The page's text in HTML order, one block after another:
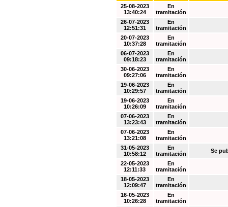
25-08-2023
13:40:24
En
tramitación
26-07-2023
12:51:31
En
tramitación
20-07-2023
10:37:28
En
tramitación
06-07-2023
09:18:23
En
tramitación
30-06-2023
09:27:06
En
tramitación
19-06-2023
10:29:57
En
tramitación
19-06-2023
10:26:09
En
tramitación
07-06-2023
13:23:43
En
tramitación
07-06-2023
13:21:08
En
tramitación
31-05-2023
10:58:12
En
tramitación
Se
22-05-2023
12:11:33
En
tramitación
18-05-2023
12:09:47
En
tramitación
16-05-2023
10:26:28
En
tramitación